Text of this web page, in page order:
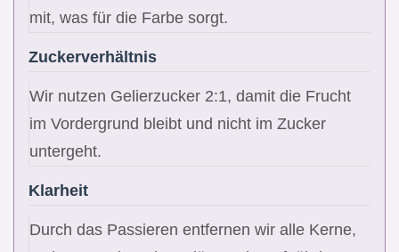
mit, was für die Farbe sorgt.
Zuckerverhältnis
Wir nutzen Gelierzucker 2:1, damit die Frucht
im Vordergrund bleibt und nicht im Zucker
untergeht.
Klarheit
Durch das Passieren entfernen wir alle Kerne,